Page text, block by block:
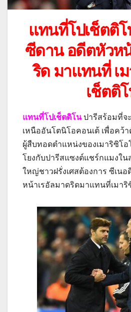
แทนที่โปเช็ตติโ
ซีดาน อดีตหัวห
ริด มาแทนที่ เ
เช็ตติ
แทนที่โปเช็ตติโนปารีสร้อมที่จ
เหนืออันโตนิโอคอนเต้ เพื่อคว้
ผู้สืบทอดตำแหน่งของเมาริซิโอ
โยงกับปารีสแซงต์แชร์กแมงใ
ใหญ่ชาวฝรั่งเศสต้องการ ซีเน
หน้าเรอัลมาดริดมาแทนที่เมาริ